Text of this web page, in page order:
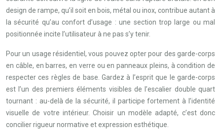
design de rampe, qu’il soit en bois, métal ou inox, contribue autant à
la sécurité qu’au confort d’usage : une section trop large ou mal
positionnée incite l’utilisateur à ne pas s’y tenir.
Pour un usage résidentiel, vous pouvez opter pour des garde-corps
en câble, en barres, en verre ou en panneaux pleins, à condition de
respecter ces règles de base. Gardez à l’esprit que le garde-corps
est l’un des premiers éléments visibles de l’escalier double quart
tournant : au-delà de la sécurité, il participe fortement à l’identité
visuelle de votre intérieur. Choisir un modèle adapté, c’est donc
concilier rigueur normative et expression esthétique.